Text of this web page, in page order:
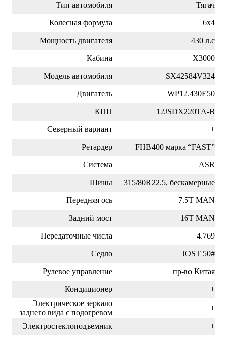
Тип автомобиля Тягач
Колесная формула 6х4
Мощность двигателя 430 л.с
Кабина X3000
Модель автомобиля SX42584V324
Двигатель WP12.430E50
КПП 12JSDX220TA-B
Северный вариант +
Ретардер FHB400 марка “FAST”
Система ASR
Шины 315/80R22.5, бескамерные
Передняя ось 7.5T MAN
Задний мост 16T MAN
Передаточные числа 4.769
Седло JOST 50#
Рулевое управление пр-во Китая
Кондиционер
+
Электрическое зеркало
заднего вида с подогревом
+
Электростеклоподъемник +